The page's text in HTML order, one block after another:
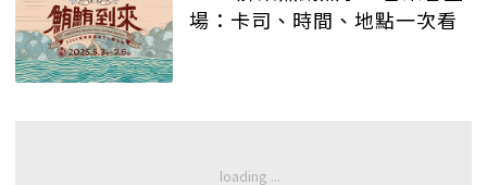
場：卡司、時間、地點一次看